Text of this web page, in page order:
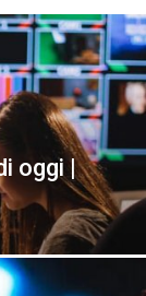
oggi |